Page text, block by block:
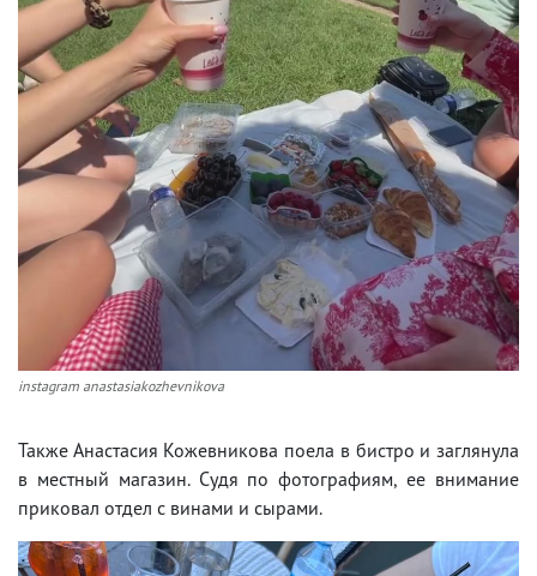
instagram anastasiakozhevnikova
Также Анастасия Кожевникова поела в бистро и заглянула
в местный магазин. Судя по фотографиям, ее внимание
приковал отдел с винами и сырами.